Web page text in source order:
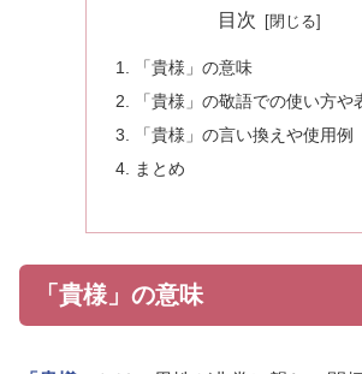
目次
「貴様」の意味
「貴様」の敬語での使い方や
「貴様」の言い換えや使用例
まとめ
「貴様」の意味